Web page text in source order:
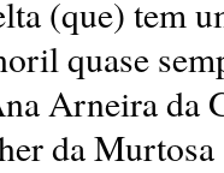
(que) tem
quase
Arneira da
da Murtosa